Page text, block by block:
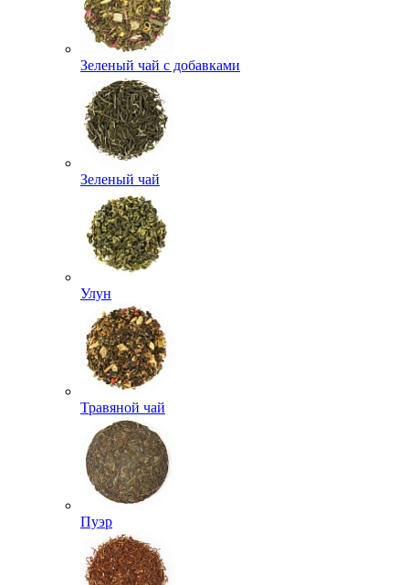
Зеленый чай с добавками
Зеленый чай
Улун
Травяной чай
Пуэр